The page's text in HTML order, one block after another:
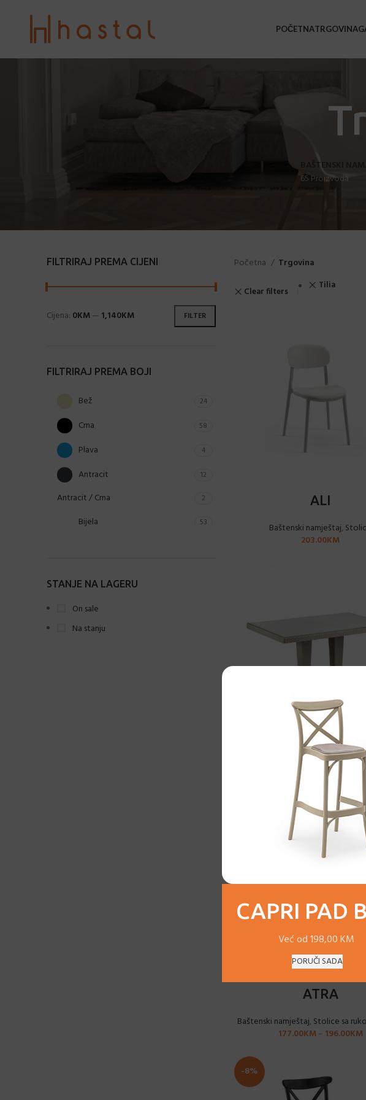
CAPRI PAD
Već od 198,00 KM
PORUČI SADA
POČETNATRGOVINA
BAŠTENSKI
65 Proizvoda
FILTRIRAJ PREMA CIJENI
FILTER
Cijena: 0KM— 1,140KM
FILTRIRAJ PREMA BOJI
Bež 24
Crna 58
Plava 4
Antracit 12
Antracit / Crna 2
Bijela 53
Bijela / Žuta
biserna
Boja drveta
STANJE NA LAGERU
On sale
Na stanju
Početna Trgovina
Clear filters
Tilia
ALI
Baštenski namještaj,
203.00KM
ODABERI OPCIJE
ANTARES –
Baštenski namještaj,
Stolovi
525.00
643.00
ODABERI OPCIJE
ATRA
Baštenski namještaj, Stolice sa
177.00KM– 196.00KM
-8%